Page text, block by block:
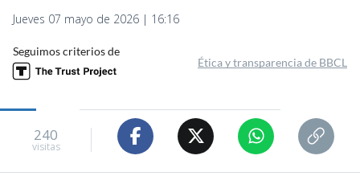
Jueves 07 mayo de 2026 | 16:16
Seguimos criterios de
Ética y transparencia de BBCL
240
visitas